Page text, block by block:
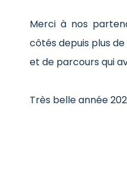
Merci à nos
côtés depuis plus
et de parcours qui
Très belle année